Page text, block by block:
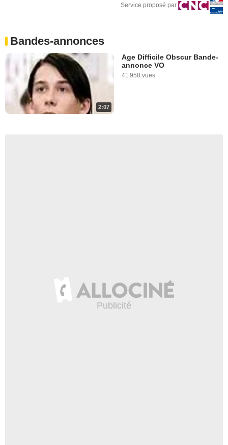
Service proposé par
Bandes-annonces
2:07
Age Difficile Obscur Bande-
annonce VO
41 958 vues